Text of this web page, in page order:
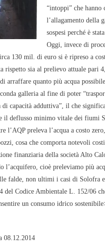
“intoppi” che hanno
l’allagamento della
sospesi perché è
Oggi, invece di
130 mil. di euro si è ripreso a
rispetto sia al prelievo attuale pari
arraffare quanto più acqua
galleria al fine di poter
di capacità adduttiva”, il che
il deflusso minimo vitale dei fiumi
l’AQP preleva l’acqua a costo
cosa che comporta notevoli
finanziaria della società Alto
l’acquifero, cioè preleviamo più
falde, non ultimi i casi di
del Codice Ambientale L. 152/06
un consumo idrico
08.12.2014